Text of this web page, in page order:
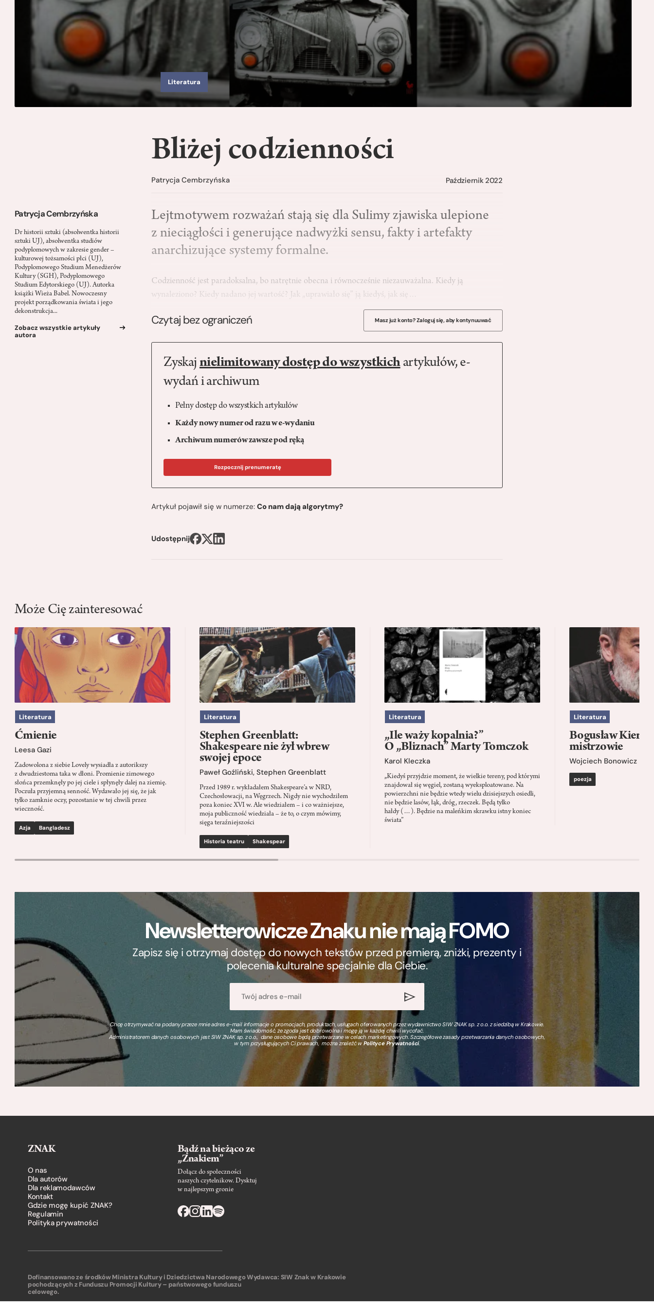
Literatura
Patrycja Cembrzyńska
Dr historii sztuki (absolwentka historii
sztuki UJ), absolwentka studiów
podyplomowych w zakresie gender –
kulturowej tożsamości płci (UJ),
Podyplomowego Studium Menedżerów
Kultury (SGH), Podyplomowego
Studium Edytorskiego (UJ). Autorka
książki Wieża Babel. Nowoczesny
projekt porządkowania świata i jego
dekonstrukcja...
Zobacz wszystkie artykuły
autora
Bliżej codzienności
Patrycja Cembrzyńska Październik 2022
Lejtmotywem rozważań stają się dla Sulimy zjawiska ulepione
z nieciągłości i generujące nadwyżki sensu, fakty i artefakty
anarchizujące systemy formalne.
Codzienność jest paradoksalna, bo natrętnie obecna i równocześnie niezauważalna. Kiedy ją
wynaleziono? Kiedy nadano jej wartość? Jak „uprawiało się” ją kiedyś, jak się…
Czytaj bez ograniczeń Masz już konto? Zaloguj się, aby kontynuuwać
Zyskaj nielimitowany dostęp do wszystkichartykułów, e-
wydań i archiwum
Pełny dostęp do wszystkich artykułów
Każdy nowy numer od razu w e-wydaniu
Archiwum numerów zawsze pod ręką
Rozpocznij prenumeratę
Artykuł pojawił się w numerze:Co nam dają algorytmy?
Udostępnij
Może Cię zainteresować
Literatura
Ćmienie
Leesa Gazi
Zadowolona z siebie Lovely wysiadła z autorikszy
z dwudziestoma taka w dłoni. Promienie zimowego
słońca przemknęły po jej ciele i spłynęły dalej na ziemię.
Poczuła przyjemną senność. Wydawało jej się, że jak
tylko zamknie oczy, pozostanie w tej chwili przez
wieczność.
Azja Bangladesz
Literatura
Stephen Greenblatt:
Shakespeare nie żył wbrew
swojej epoce
Paweł Goźliński, Stephen Greenblatt
Przed 1989 r. wykładałem Shakespeare’a w NRD,
Czechosłowacji, na Węgrzech. Nigdy nie wychodziłem
poza koniec XVI w. Ale wiedziałem – i co ważniejsze,
moja publiczność wiedziała – że to, o czym mówimy,
sięga teraźniejszości
Historia teatru Shakespear
Literatura
„Ile waży kopalnia?”
O „Bliznach” Marty Tomczok
Karol Kleczka
„Kiedyś przyjdzie moment, że wielkie tereny, pod którymi
znajdował się węgiel, zostaną wyeksploatowane. Na
powierzchni nie będzie wtedy wielu dzisiejszych osiedli,
nie będzie lasów, łąk, dróg, rzeczek. Będą tylko
hałdy (…). Będzie na maleńkim skrawku istny koniec
świata”
Literatura
Bogusław Kierc
mistrzowie
Wojciech Bonowicz
poezja
Newsletterowicze Znaku nie mają FOMO
Zapisz się i otrzymaj dostęp do nowych tekstów przed premierą, zniżki, prezenty i
polecenia kulturalne specjalnie dla Ciebie.
Chcę otrzymywać na podany przeze mnie adres e-mail informacje o promocjach, produktach, usługach oferowanych przez wydawnictwo SIW ZNAK sp. z o.o. z siedzibą w Krakowie.
Mam świadomość, że zgoda jest dobrowolna i mogę ją w każdej chwili wycofać.
Administratorem danych osobowych jest SIW ZNAK sp. z o.o., dane osobowe będą przetwarzane w celach marketingowych. Szczegółowe zasady przetwarzania danych osobowych,
w tym przysługujących Ci prawach, można znaleźć wPolityce Prywatności.
ZNAK
O nas
Dla autorów
Dla reklamodawców
Kontakt
Gdzie mogę kupić ZNAK?
Regulamin
Polityka prywatności
Bądź na bieżąco ze
„Znakiem”
Dołącz do społeczności
naszych czytelnikow. Dysktuj
w najlepszym gronie
Dofinansowano ze środków Ministra Kultury i Dziedzictwa Narodowego
pochodzących z Funduszu Promocji Kultury – państwowego funduszu
celowego.
Wydawca: SIW Znak w Krakowie